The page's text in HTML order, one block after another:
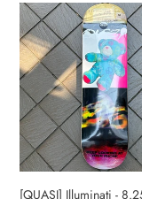
[QUASI]
Illuminati
-
8.25”
x
32.125”
[QUASI] Illuminati -